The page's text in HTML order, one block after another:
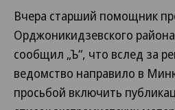
Вчера старший помощник
Орджоникидзевского
сообщил „Ъ“, что вслед за
ведомство направило в
просьбой включить